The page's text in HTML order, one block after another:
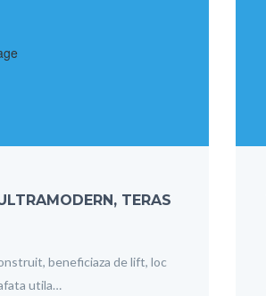
TERAS
beneficiaza de lift, loc
utila…